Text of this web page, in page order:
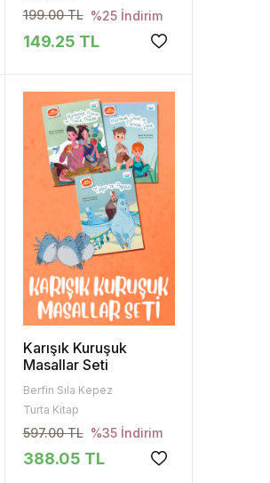
199.00 TL %25 İndirim
149.25 TL
Karışık Kuruşuk
Masallar Seti
Berfin Sıla Kepez
Turta Kitap
597.00 TL %35 İndirim
388.05 TL